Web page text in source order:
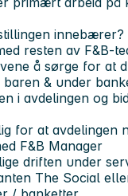
innebærer?
resten av F&B-
å sørge for at
& under
i avdelingen og
for at avdelingen
F&B Manager
driften under
The Social